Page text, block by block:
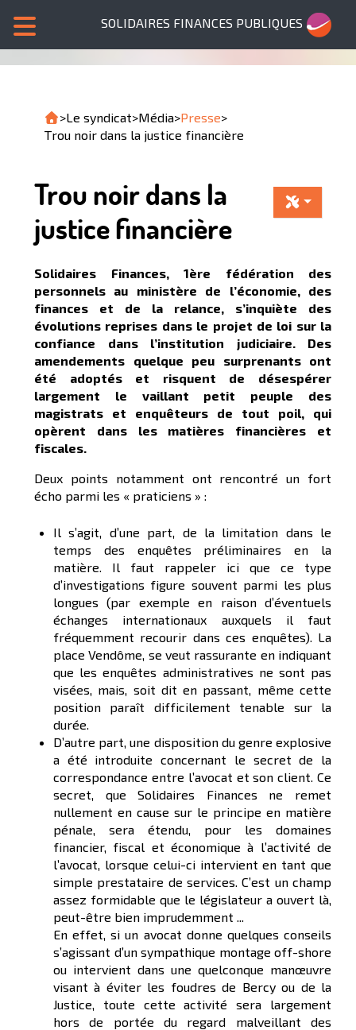
SOLIDAIRES FINANCES PUBLIQUES
>Le syndicat>Média>Presse>
Trou noir dans la justice financière
Trou noir dans la
justice financière
Solidaires Finances, 1ère fédération des
personnels au ministère de l’économie, des
finances et de la relance, s’inquiète des
évolutions reprises dans le projet de loi sur la
confiance dans l’institution judiciaire. Des
amendements quelque peu surprenants ont
été adoptés et risquent de désespérer
largement le vaillant petit peuple des
magistrats et enquêteurs de tout poil, qui
opèrent dans les matières financières et
fiscales.
Deux points notamment ont rencontré un fort
écho parmi les « praticiens » :
Il s’agit, d’une part, de la limitation dans le
temps des enquêtes préliminaires en la
matière. Il faut rappeler ici que ce type
d’investigations figure souvent parmi les plus
longues (par exemple en raison d’éventuels
échanges internationaux auxquels il faut
fréquemment recourir dans ces enquêtes). La
place Vendôme, se veut rassurante en indiquant
que les enquêtes administratives ne sont pas
visées, mais, soit dit en passant, même cette
position paraît difficilement tenable sur la
durée.
D’autre part, une disposition du genre explosive
a été introduite concernant le secret de la
correspondance entre l’avocat et son client. Ce
secret, que Solidaires Finances ne remet
nullement en cause sur le principe en matière
pénale, sera étendu, pour les domaines
financier, fiscal et économique à l’activité de
l’avocat, lorsque celui-ci intervient en tant que
simple prestataire de services. C’est un champ
assez formidable que le législateur a ouvert là,
peut-être bien imprudemment ...
En effet, si un avocat donne quelques conseils
s’agissant d’un sympathique montage off-shore
ou intervient dans une quelconque manœuvre
visant à éviter les foudres de Bercy ou de la
Justice, toute cette activité sera largement
hors de portée du regard malveillant des